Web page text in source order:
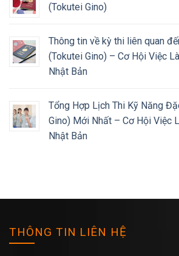
(Tokutei Gino)
Thông tin về kỳ thi liên quan
(Tokutei Gino) – Cơ Hội Việc
Nhật Bản
Tổng Hợp Lịch Thi Kỹ Năng
Gino) Mới Nhất – Cơ Hội Việc
Nhật Bản
THÔNG TIN LIÊN HỆ